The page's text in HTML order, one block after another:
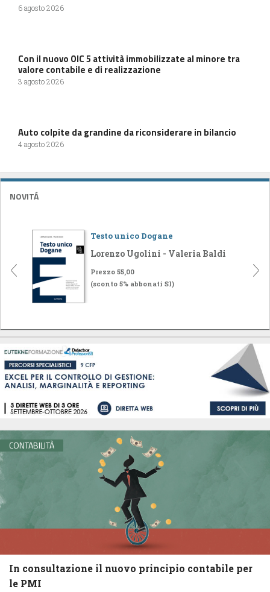
6 agosto 2026
Con il nuovo OIC 5 attività immobilizzate al minore tra
valore contabile e di realizzazione
3 agosto 2026
Auto colpite da grandine da riconsiderare in bilancio
4 agosto 2026
NOVITÁ
Testo unico Dogane
Lorenzo Ugolini - Valeria Baldi
Prezzo 55,00
(sconto 5% abbonati SI)
CONTABILITÀ
In consultazione il nuovo principio contabile per
le PMI